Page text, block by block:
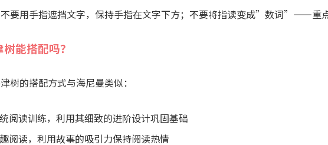
要用手指遮挡文字，保持手指在文字下方；不要将指读变成”数词”——重
能搭配吗？
树的搭配方式与海尼曼类似：
阅读训练，利用其细致的进阶设计巩固基础
阅读，利用故事的吸引力保持阅读热情